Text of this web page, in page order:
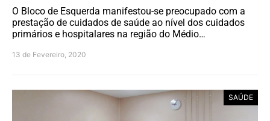
O Bloco de Esquerda manifestou-se preocupado com a
prestação de cuidados de saúde ao nível dos cuidados
primários e hospitalares na região do Médio…
13 de Fevereiro, 2020
SAÚDE